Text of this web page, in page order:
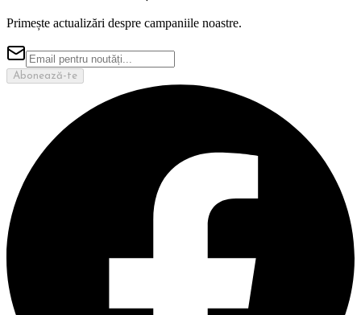
Primește actualizări despre campaniile noastre.
Abonează-te